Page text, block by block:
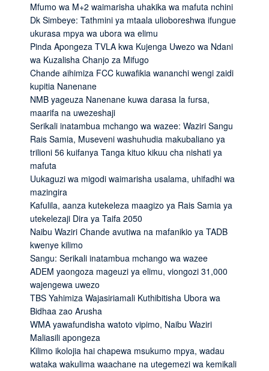
Mfumo wa M+2 waimarisha uhakika wa mafuta nchini
Dk Simbeye: Tathmini ya mtaala ulioboreshwa ifungue
ukurasa mpya wa ubora wa elimu
Pinda Apongeza TVLA kwa Kujenga Uwezo wa Ndani
wa Kuzalisha Chanjo za Mifugo
Chande aihimiza FCC kuwafikia wananchi wengi zaidi
kupitia Nanenane
NMB yageuza Nanenane kuwa darasa la fursa,
maarifa na uwezeshaji
Serikali inatambua mchango wa wazee: Waziri Sangu
Rais Samia, Museveni washuhudia makubaliano ya
trilioni 56 kuifanya Tanga kituo kikuu cha nishati ya
mafuta
Uukaguzi wa migodi waimarisha usalama, uhifadhi wa
mazingira
Kafulila, aanza kutekeleza maagizo ya Rais Samia ya
utekelezaji Dira ya Taifa 2050
Naibu Waziri Chande avutiwa na mafanikio ya TADB
kwenye kilimo
Sangu: Serikali inatambua mchango wa wazee
ADEM yaongoza mageuzi ya elimu, viongozi 31,000
wajengewa uwezo
TBS Yahimiza Wajasiriamali Kuthibitisha Ubora wa
Bidhaa zao Arusha
WMA yawafundisha watoto vipimo, Naibu Waziri
Maliasili apongeza
Kilimo ikolojia hai chapewa msukumo mpya, wadau
wataka wakulima waachane na utegemezi wa kemikali